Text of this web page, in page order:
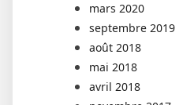
mars 2020
septembre 2019
août 2018
mai 2018
avril 2018